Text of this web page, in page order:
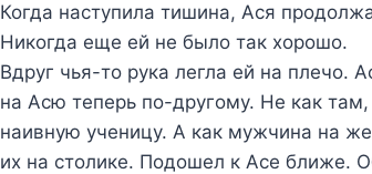
Когда наступила тишина, Ася
Никогда еще ей не было так хорошо.
Вдруг чья-то рука легла ей на плечо.
на Асю теперь по-другому. Не как
наивную ученицу. А как мужчина на
их на столике. Подошел к Асе ближе.